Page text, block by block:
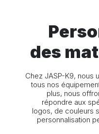
des
Chez JASP-K9, nous
tous nos
plus, nous
répondre aux
logos, de couleurs
personnalisation